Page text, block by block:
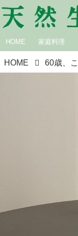
HOME 家庭料理
HOME